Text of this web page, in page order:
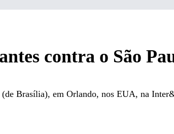
contra o São
Brasília), em Orlando, nos EUA, na